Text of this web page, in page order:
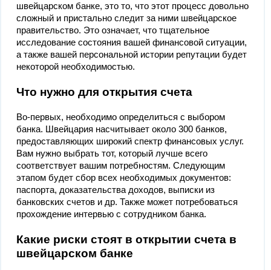
швейцарском банке, это то, что этот процесс довольно
сложный и пристально следит за ними швейцарское
правительство. Это означает, что тщательное
исследование состояния вашей финансовой ситуации,
а также вашей персональной истории репутации будет
некоторой необходимостью.
Что нужно для открытия счета
Во-первых, необходимо определиться с выбором
банка. Швейцария насчитывает около 300 банков,
предоставляющих широкий спектр финансовых услуг.
Вам нужно выбрать тот, который лучше всего
соответствует вашим потребностям. Следующим
этапом будет сбор всех необходимых документов:
паспорта, доказательства доходов, выписки из
банковских счетов и др. Также может потребоваться
прохождение интервью с сотрудником банка.
Какие риски стоят в открытии счета в
швейцарском банке